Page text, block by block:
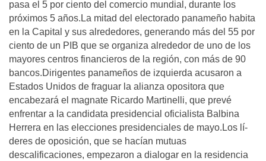
pasa el 5 por ciento del comercio mundial, durante los
próximos 5 años.La mitad del electorado panameño habita
en la Capital y sus alrededores, generando más del 55 por
ciento de un PIB que se organiza alrededor de uno de los
mayores centros financieros de la región, con más de 90
bancos.Dirigentes panameños de izquierda acusaron a
Estados Unidos de fraguar la alianza opositora que
encabezará el magnate Ricardo Martinelli, que prevé
enfrentar a la candidata presidencial oficialista Balbina
Herrera en las elecciones presidenciales de mayo.Los lí­
deres de oposición, que se hací­an mutuas
descalificaciones, empezaron a dialogar en la residencia